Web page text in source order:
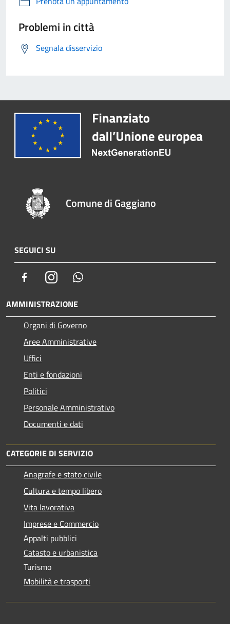
Problemi in città
Segnala disservizio
Comune di Gaggiano
SEGUICI SU
FacebookInstagram
AMMINISTRAZIONE
Organi di Governo
Aree Amministrative
Uffici
Enti e fondazioni
Politici
Personale Amministrativo
Documenti e dati
CATEGORIE DI SERVIZIO
Anagrafe e stato civile
Cultura e tempo libero
Vita lavorativa
Imprese e Commercio
Appalti pubblici
Catasto e urbanistica
Turismo
Mobilità e trasporti